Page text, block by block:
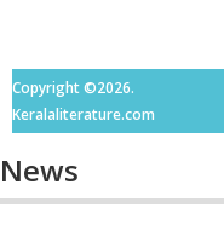
Copyright ©2026.
Keralaliterature.com
News